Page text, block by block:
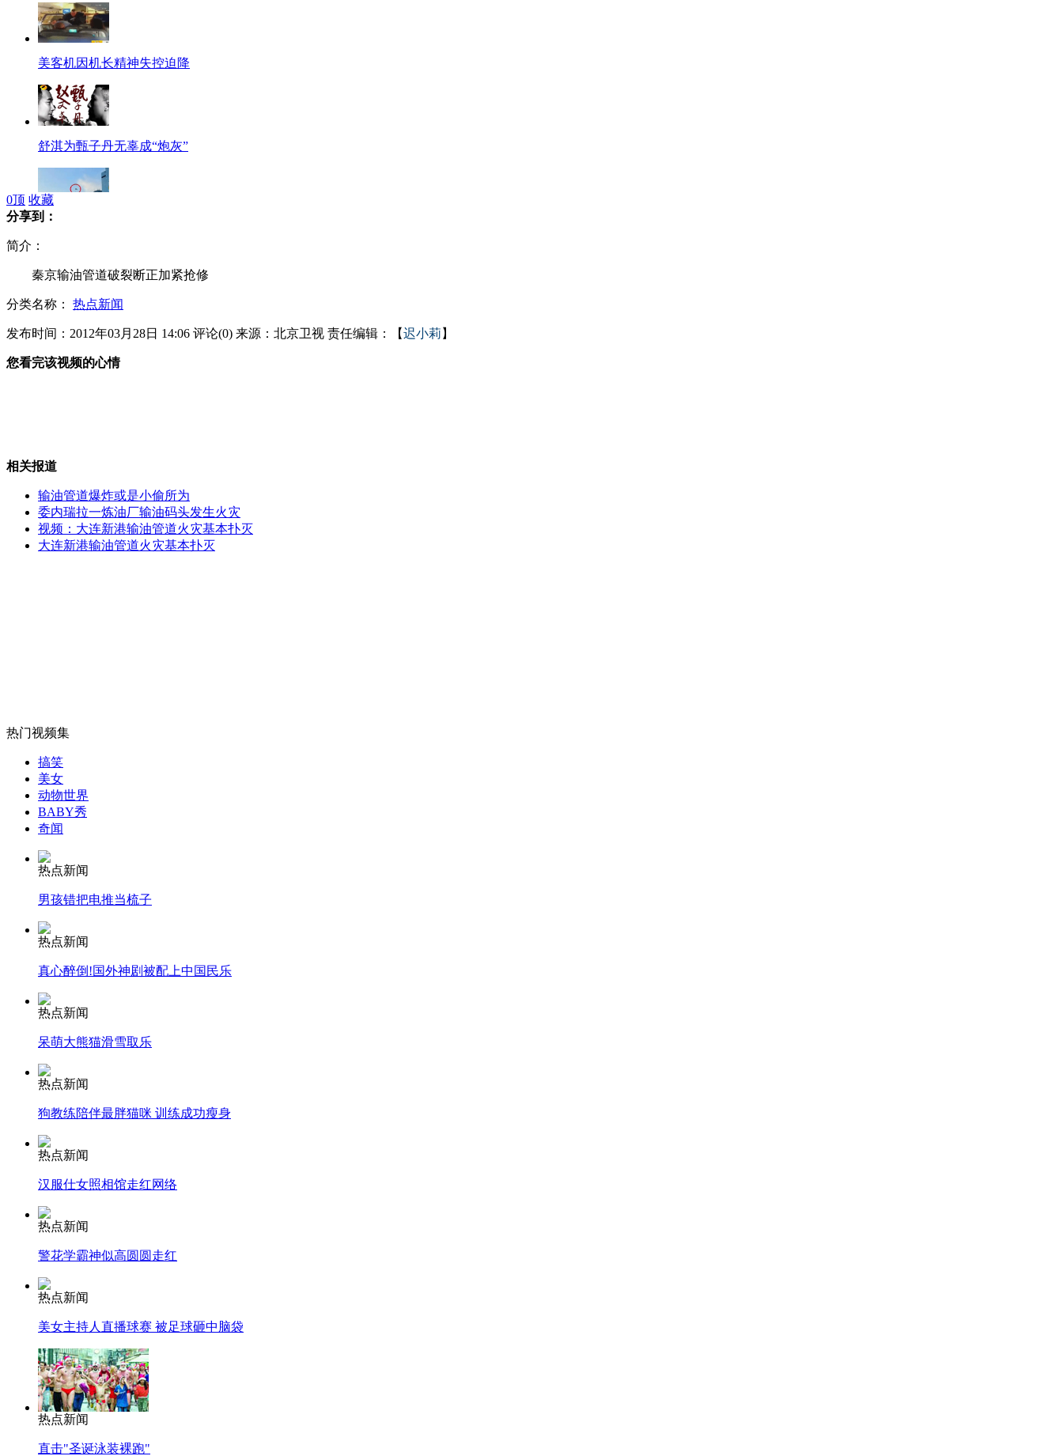
美客机因机长精神失控迫降
舒淇为甄子丹无辜成“炮灰”
NBA球星爱子大比拼
“黄金宝马”被警方截获
女孩北京地铁殴打老人 痛下狠手拳打脚踢
无痛分娩是否安全 医生回应
外交部：有关国家言论片面不公正
安徽一实载49人客车翻车
走！跟着总书记去植树
纽约上演“枕头大战”
0顶 收藏
分享到：
简介：
秦京输油管道破裂断正加紧抢修
分类名称： 热点新闻
发布时间：2012年03月28日 14:06 评论(0) 来源：北京卫视 责任编辑：【迟小莉 】
您看完该视频的心情
相关报道
输油管道爆炸或是小偷所为
委内瑞拉一炼油厂输油码头发生火灾
视频：大连新港输油管道火灾基本扑灭
大连新港输油管道火灾基本扑灭
热门视频集
搞笑
美女
动物世界
BABY秀
奇闻
热点新闻
男孩错把电推当梳子
热点新闻
真心醉倒!国外神剧被配上中国民乐
热点新闻
呆萌大熊猫滑雪取乐
热点新闻
狗教练陪伴最胖猫咪 训练成功瘦身
热点新闻
汉服仕女照相馆走红网络
热点新闻
警花学霸神似高圆圆走红
热点新闻
美女主持人直播球赛 被足球砸中脑袋
热点新闻
直击"圣诞泳装裸跑"